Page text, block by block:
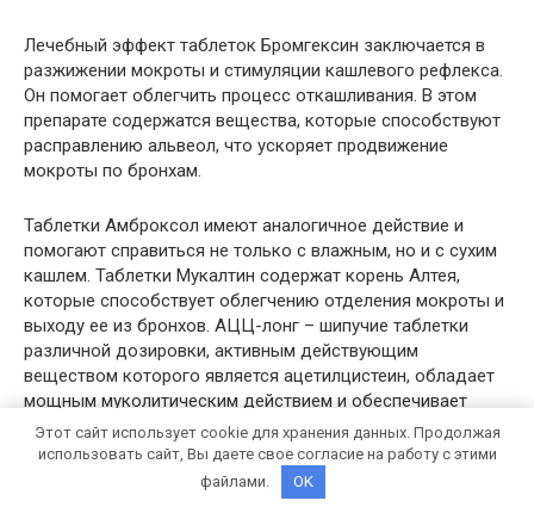
Лечебный эффект таблеток Бромгексин заключается в
разжижении мокроты и стимуляции кашлевого рефлекса.
Он помогает облегчить процесс откашливания. В этом
препарате содержатся вещества, которые способствуют
расправлению альвеол, что ускоряет продвижение
мокроты по бронхам.
Таблетки Амброксол имеют аналогичное действие и
помогают справиться не только с влажным, но и с сухим
кашлем. Таблетки Мукалтин содержат корень Алтея,
которые способствует облегчению отделения мокроты и
выходу ее из бронхов. АЦЦ-лонг – шипучие таблетки
различной дозировки, активным действующим
веществом которого является ацетилцистеин, обладает
мощным муколитическим действием и обеспечивает
легкое отхождение мокроты.
Такой эффект обусловлен прямым воздействием
лекарственного вещества на выделяемую бронхами
Этот сайт использует cookie для хранения данных. Продолжая
использовать сайт, Вы даете свое согласие на работу с этими
файлами.
OK